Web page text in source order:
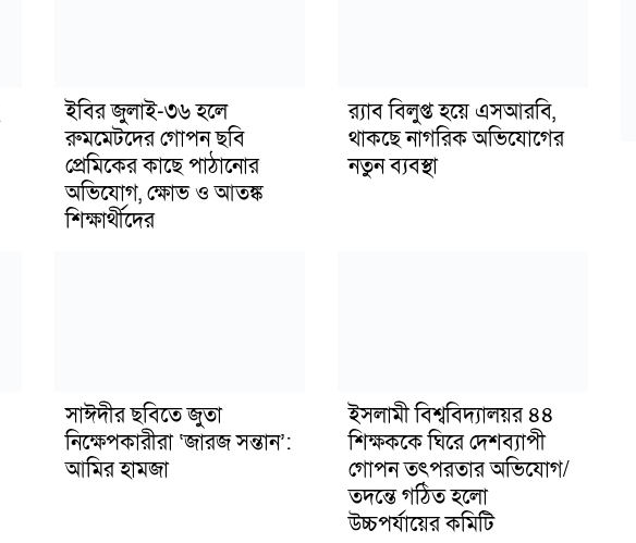
ইবির জুলাই-৩৬ হলে
রুমমেটদের গোপন ছবি
প্রেমিকের কাছে পাঠানোর
অভিযোগ, ক্ষোভ ও আতঙ্ক
শিক্ষার্থীদের
র‍্যাব বিলুপ্ত হয়ে এসআরবি,
থাকছে নাগরিক অভিযোগের
নতুন ব্যবস্থা
সাঈদীর ছবিতে জুতা
নিক্ষেপকারীরা ‘জারজ সন্তান’:
আমির হামজা
ইসলামী বিশ্ববিদ্যালয়র ৪৪
শিক্ষককে ঘিরে দেশব্যাপী
গোপন তৎপরতার অভিযোগ/
তদন্তে গঠিত হলো
উচ্চপর্যায়ের কমিটি